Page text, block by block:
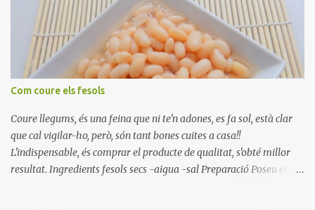
Com coure els fesols
Coure llegums, és una feina que ni te'n adones, es fa sol, està clar
que cal vigilar-ho, però, són tant bones cuites a casa!!
L'indispensable, és comprar el producte de qualitat, s'obté millor
resultat. Ingredients fesols secs -aigua -sal Preparació Poseu els